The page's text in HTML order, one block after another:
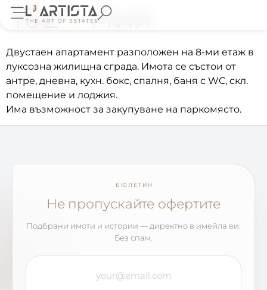
102 – Ния
Двустаен апартамент разположен на 8-ми етаж в
луксозна жилищна сграда. Имота се състои от
антре, дневна, кухн. бокс, спалня, баня с WC, скл.
помещение и лоджия.
Има възможност за закупуване на паркомясто.
БЮЛЕТИН
Не пропускайте офертите
Подбрани имоти и истории — директно в имейла ви.
Без спам.